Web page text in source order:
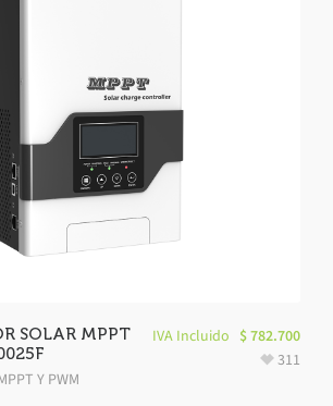
SOLAR MPPT
Y PWM
IVA Incluido $782.700
311